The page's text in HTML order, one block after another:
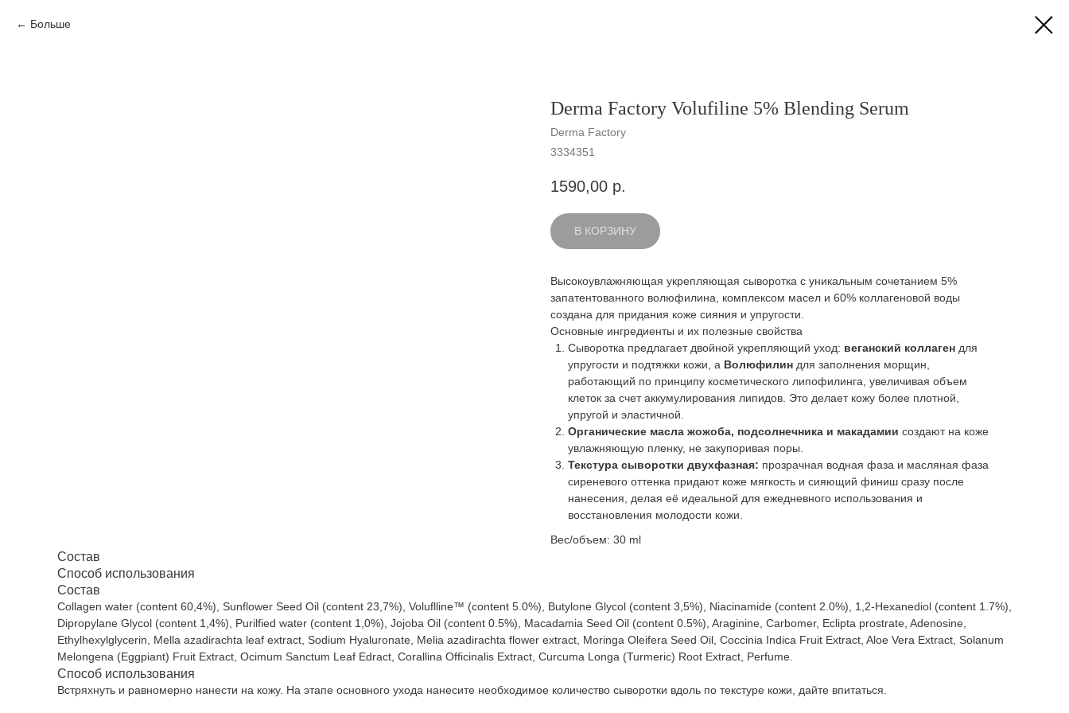
Больше
Derma Factory Volufiline 5% Blending Serum
Derma Factory
3334351
1590,00 р.
В КОРЗИНУ
Высокоувлажняющая укрепляющая сыворотка с уникальным сочетанием 5%
запатентованного волюфилина, комплексом масел и 60% коллагеновой воды
создана для придания коже сияния и упругости.
Основные ингредиенты и их полезные свойства
Сыворотка предлагает двойной укрепляющий уход: веганский коллаген для
упругости и подтяжки кожи, а Волюфилин для заполнения морщин,
работающий по принципу косметического липофилинга, увеличивая объем
клеток за счет аккумулирования липидов. Это делает кожу более плотной,
упругой и эластичной.
Органические масла жожоба, подсолнечника и макадамии создают на коже
увлажняющую пленку, не закупоривая поры.
Текстура сыворотки двухфазная: прозрачная водная фаза и масляная фаза
сиреневого оттенка придают коже мягкость и сияющий финиш сразу после
нанесения, делая её идеальной для ежедневного использования и
восстановления молодости кожи.
Вес/объем: 30 ml
Состав
Способ использования
Состав
Collagen water (content 60,4%), Sunflower Seed Oil (content 23,7%), Voluflline™ (content 5.0%), Butylone Glycol (content 3,5%), Niacinamide (content 2.0%), 1,2-Hexanediol (content 1.7%),
Dipropylane Glycol (content 1,4%), Purilfied water (content 1,0%), Jojoba Oil (content 0.5%), Macadamia Seed Oil (content 0.5%), Araginine, Сarbomer, Eclipta prostrate, Adenosine,
Ethylhexylglycerin, Mella azadirachta leaf extract, Sodium Hyaluronate, Melia azadirachta flower extract, Moringa Oleifera Seed Oil, Coсcinia Indica Fruit Extract, Aloe Vera Extract, Solanum
Melongena (Eggpiant) Fruit Extract, Ocimum Sanctum Leaf Edract, Corallina Officinalis Extract, Curcuma Longa (Turmeric) Root Extract, Perfume.
Способ использования
Встряхнуть и равномерно нанести на кожу. На этапе основного ухода нанесите необходимое количество сыворотки вдоль по текстуре кожи, дайте впитаться.